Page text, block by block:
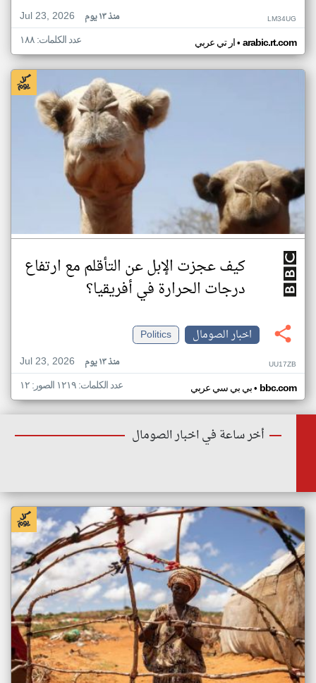
Jul 23, 2026
منذ ١٣ يوم LM34UG
ار تي عربي• arabic.rt.com عدد الكلمات: ١٨٨
كيف عجزت الإبل عن التأقلم مع ارتفاع
درجات الحرارة في أفريقيا؟
اخبار الصومال
Politics
Jul 23, 2026
منذ ١٣ يوم UU17ZB
بي بي سي عربي• bbc.com عدد الكلمات: ١٢١٩ الصور: ١٢
أخر ساعة في اخبار الصومال